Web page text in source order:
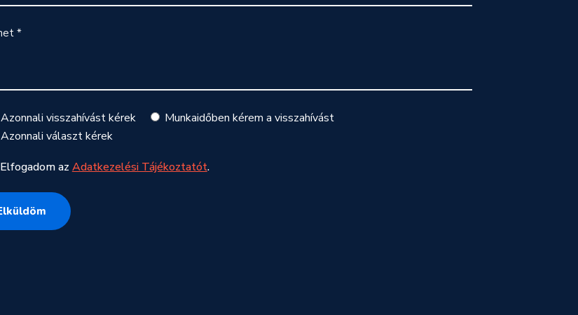
Azonnali visszahívást kérek
Munkaidőben kérem a visszahívást
Azonnali választ kérek
Elfogadom az Adatkezelési Tájékoztatót.